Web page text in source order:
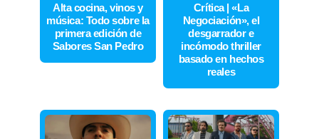
Alta cocina, vinos y
música: Todo sobre la
primera edición de
Sabores San Pedro
Crítica | «La
Negociación», el
desgarrador e
incómodo thriller
basado en hechos
reales